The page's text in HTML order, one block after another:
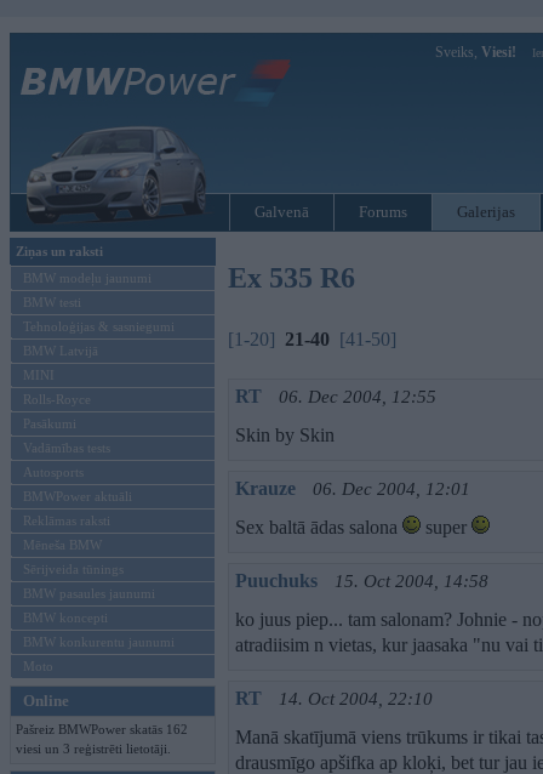
Sveiks, Viesi!
Galvenā Forums Galerijas
Ziņas un raksti
BMW modeļu jaunumi
BMW testi
Tehnoloģijas & sasniegumi
BMW Latvijā
MINI
Rolls-Royce
Pasākumi
Vadāmības tests
Autosports
BMWPower aktuāli
Reklāmas raksti
Mēneša BMW
Sērijveida tūnings
BMW pasaules jaunumi
BMW koncepti
BMW konkurentu jaunumi
Moto
Online
Pašreiz BMWPower skatās 162
viesi un 3 reģistrēti lietotāji.
Ex 535 R6
[1-20] 21-40 [41-50]
RT 06. Dec 2004, 12:55
Skin by Skin
Krauze 06. Dec 2004, 12:01
Sex baltā ādas salona super
Puuchuks 15. Oct 2004, 14:58
ko juus piep... tam salonam? Johnie -
atradiisim n vietas, kur jaasaka "nu vai
RT 14. Oct 2004, 22:10
Manā skatījumā viens trūkums ir tikai
drausmīgo apšifka ap kloķi, bet tur jau